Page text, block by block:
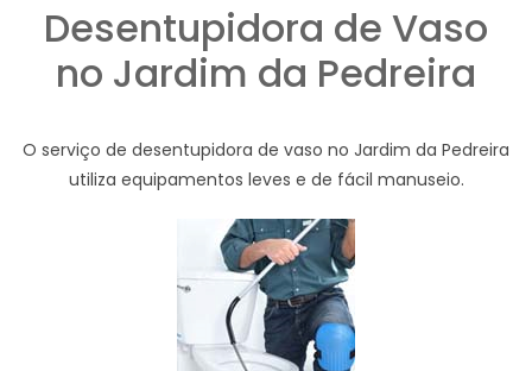
Desentupidora de Vaso
no Jardim da Pedreira
O serviço de desentupidora de vaso no Jardim da Pedreira
utiliza equipamentos leves e de fácil manuseio.